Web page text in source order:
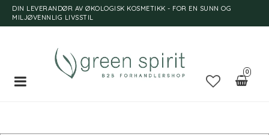
DIN LEVERANDØR AV ØKOLOGISK KOSMETIKK - FOR EN SUNN OG
MILJØVENNLIG LIVSSTIL
0
Toggle
navigation